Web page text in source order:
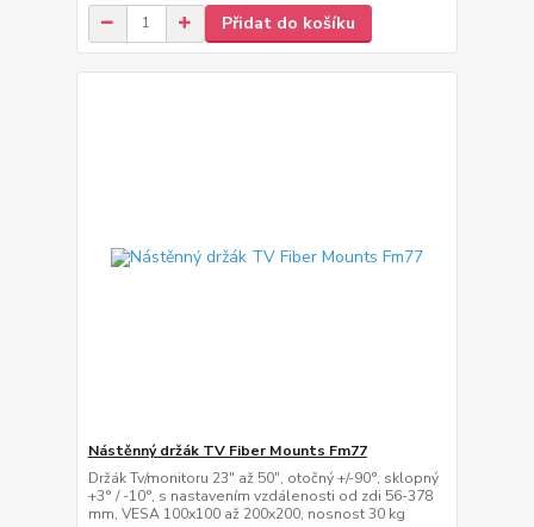
Přidat do košíku
Nástěnný držák TV Fiber Mounts Fm77
Držák Tv/monitoru 23" až 50", otočný +/-90°, sklopný
+3° / -10°, s nastavením vzdálenosti od zdi 56-378
mm, VESA 100x100 až 200x200, nosnost 30 kg